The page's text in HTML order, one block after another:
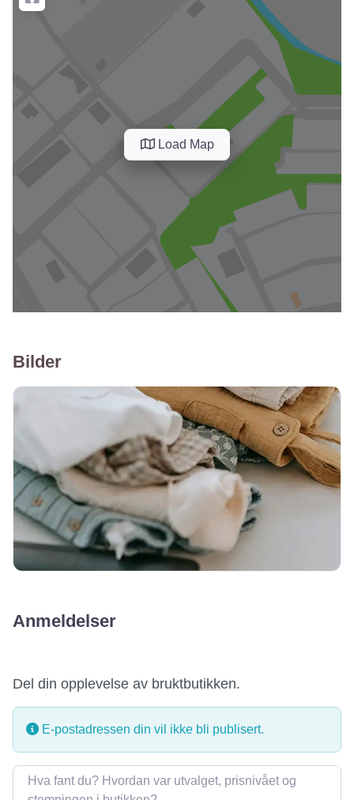
Load Map
Bilder
Anmeldelser
Del din opplevelse av bruktbutikken.
E-postadressen din vil ikke bli publisert.
Omtale